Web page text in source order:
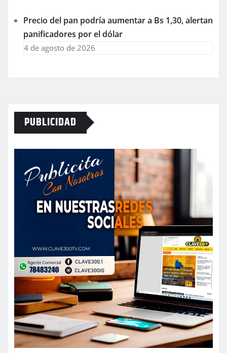
Precio del pan podría aumentar a Bs 1,30, alertan
panificadores por el dólar
4 de agosto de 2026
PUBLICIDAD